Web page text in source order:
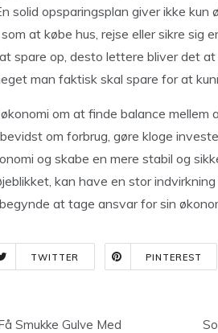
solid opsparingsplan giver ikke
at købe hus, rejse eller sikre sig
spare op, desto lettere bliver det
man faktisk skal spare for at
om at finde balance
om forbrug, gøre kloge
og skabe en mere stabil og
kan have en stor
at tage ansvar for sin
TWITTER PINTEREST
Smukke Gulve Med